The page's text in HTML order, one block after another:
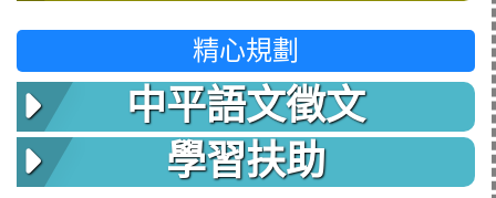
精心規劃
中平語文徵文
學習扶助